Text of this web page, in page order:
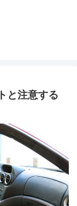
と注意する